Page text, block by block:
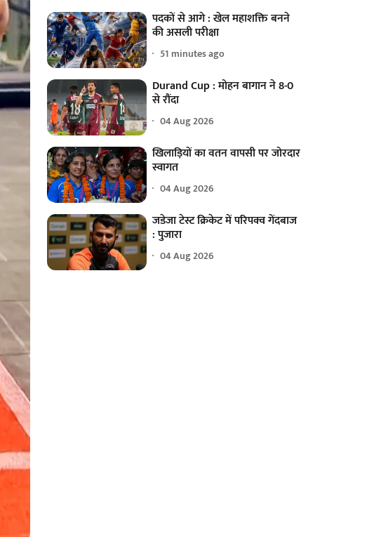
पदकों से आगे : खेल महाशक्ति बनने
की असली परीक्षा
51 minutes ago
Durand Cup : मोहन बागान ने 8-0
से रौंदा
04 Aug 2026
खिलाड़ियों का वतन वापसी पर जोरदार
स्वागत
04 Aug 2026
जडेजा टेस्ट क्रिकेट में परिपक्व गेंदबाज
: पुजारा
04 Aug 2026